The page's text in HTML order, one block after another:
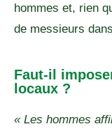
hommes et, rien
de messieurs
Faut-il
locaux ?
« Les hommes